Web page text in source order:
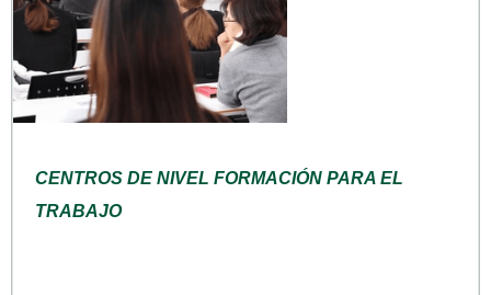
CENTROS DE NIVEL FORMACIÓN PARA EL
TRABAJO